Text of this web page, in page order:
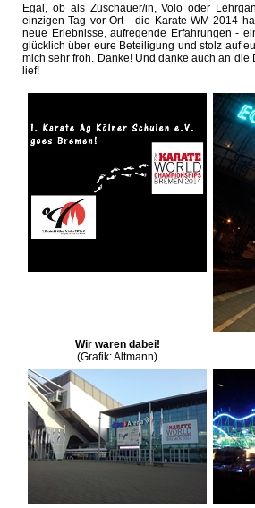
Egal, ob als Zuschauer/in, Volo oder
einzigen Tag vor Ort - die Karate-WM 2014
neue Erlebnisse, aufregende Erfahrungen -
glücklich über eure Beteiligung und stolz auf
mich sehr froh. Danke! Und danke auch an
lief!
Wir waren dabei!
(Grafik: Altmann)